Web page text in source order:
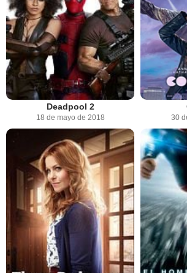
Deadpool 2
18 de mayo de 2018 30